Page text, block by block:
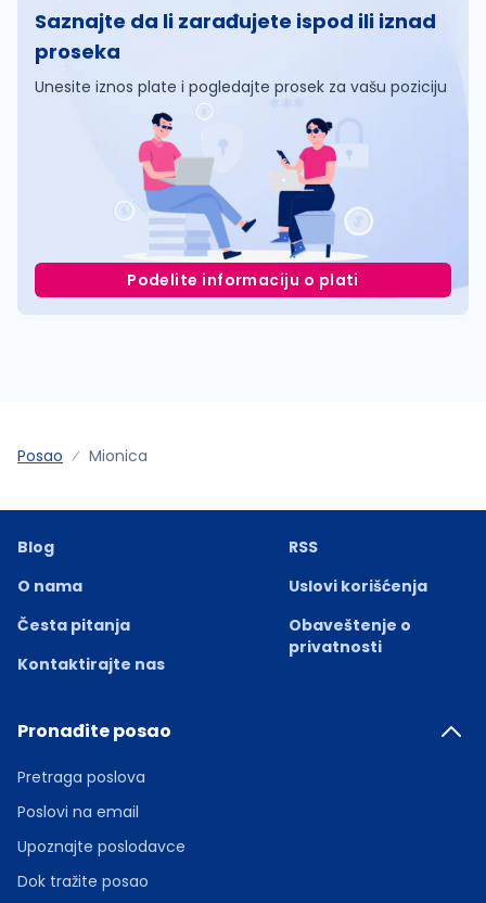
Saznajte da li zarađujete ispod ili iznad
proseka
Unesite iznos plate i pogledajte prosek za vašu poziciju
Podelite informaciju o plati
Posao Mionica
Blog
O nama
Česta pitanja
Kontaktirajte nas
RSS
Uslovi korišćenja
Obaveštenje o
privatnosti
Pronađite posao
Pretraga poslova
Poslovi na email
Upoznajte poslodavce
Dok tražite posao